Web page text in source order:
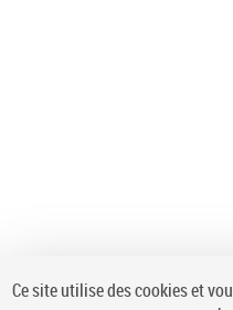
Ce site utilise des cookies et